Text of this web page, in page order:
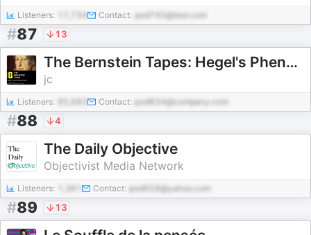
Listeners: 17,734 Contact: pod745@test.com
#87 13
The Bernstein Tapes: Hegel's Phenomenology of Spirit
jc
Listeners: Contact: pod834@company.com
#88 4
The Daily Objective
Objectivist Media Network
Listeners: Contact: pod658@yahoo.com
#89 13